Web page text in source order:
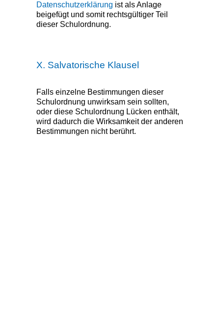
Datenschutzerklärung ist als Anlage
beigefügt und somit rechtsgültiger Teil
dieser Schulordnung.
X. Salvatorische Klausel
Falls einzelne Bestimmungen dieser
Schulordnung unwirksam sein sollten,
oder diese Schulordnung Lücken enthält,
wird dadurch die Wirksamkeit der anderen
Bestimmungen nicht berührt.